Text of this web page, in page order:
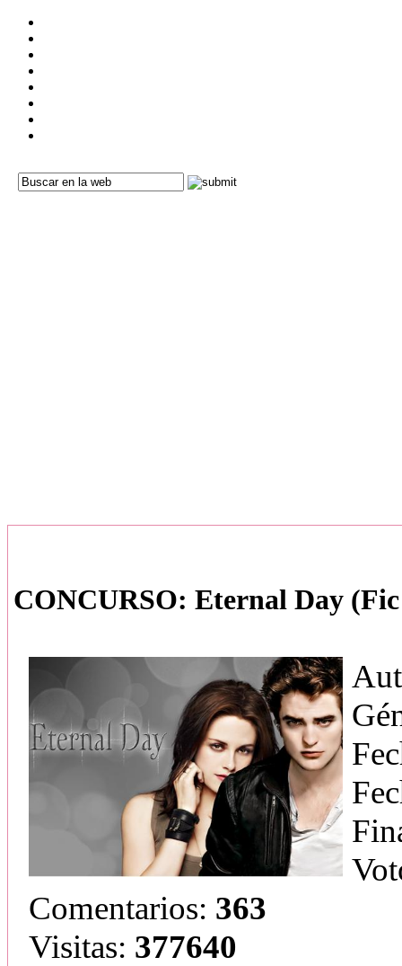
CONCURSO: Eternal Day
Comentarios: 363
Visitas: 377640